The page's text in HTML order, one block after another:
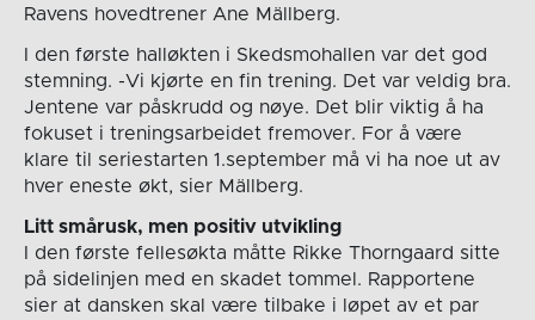
Ravens hovedtrener Ane Mällberg.
I den første halløkten i Skedsmohallen var det god
stemning. -Vi kjørte en fin trening. Det var veldig bra.
Jentene var påskrudd og nøye. Det blir viktig å ha
fokuset i treningsarbeidet fremover. For å være
klare til seriestarten 1.september må vi ha noe ut av
hver eneste økt, sier Mällberg.
Litt smårusk, men positiv utvikling
I den første fellesøkta måtte Rikke Thorngaard sitte
på sidelinjen med en skadet tommel. Rapportene
sier at dansken skal være tilbake i løpet av et par